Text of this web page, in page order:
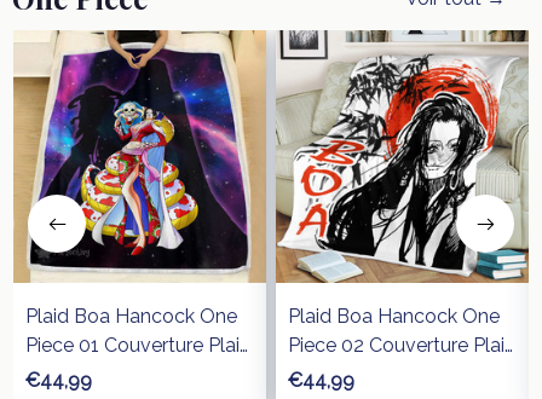
Plaid Boa Hancock One
Piece 01 Couverture Plaid
Polaire Plaid Canapé
€44,99
Plaid Boa Hancock One
Piece 02 Couverture Plaid
Polaire Plaid Canapé
€44,99